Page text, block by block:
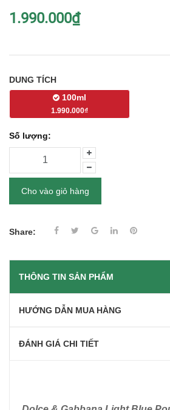
1.990.000₫
DUNG TÍCH
100ml
1.990.000₫
Số lượng:
Cho vào giỏ hàng
Share:
THÔNG TIN SẢN PHẨM
HƯỚNG DẪN MUA HÀNG
ĐÁNH GIÁ CHI TIẾT